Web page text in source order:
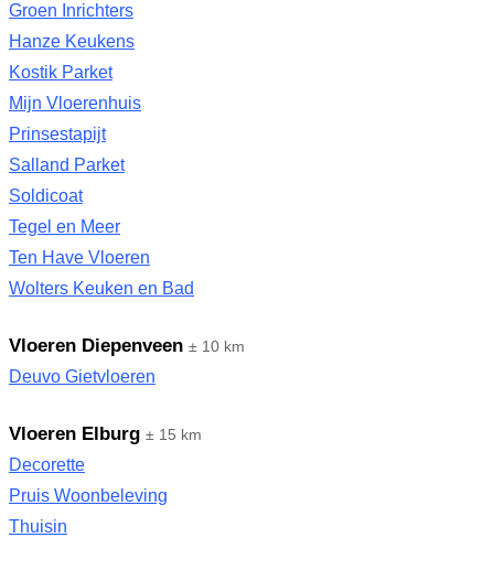
Groen Inrichters
Hanze Keukens
Kostik Parket
Mijn Vloerenhuis
Prinsestapijt
Salland Parket
Soldicoat
Tegel en Meer
Ten Have Vloeren
Wolters Keuken en Bad
Vloeren Diepenveen ± 10 km
Deuvo Gietvloeren
Vloeren Elburg ± 15 km
Decorette
Pruis Woonbeleving
Thuisin